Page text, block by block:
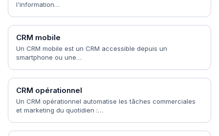
l'information…
CRM mobile
Un CRM mobile est un CRM accessible depuis un
smartphone ou une…
CRM opérationnel
Un CRM opérationnel automatise les tâches commerciales
et marketing du quotidien :…